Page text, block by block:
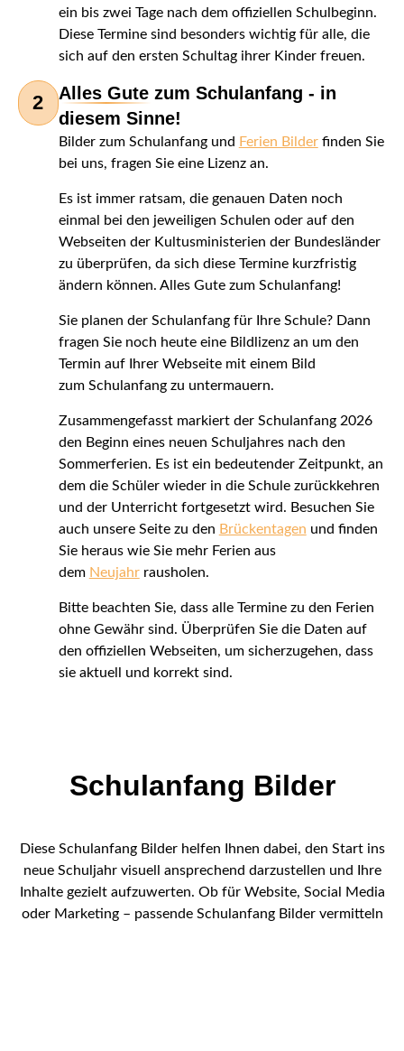
ein bis zwei Tage nach dem offiziellen Schulbeginn.
Diese Termine sind besonders wichtig für alle, die
sich auf den ersten Schultag ihrer Kinder freuen.
2
Alles Gute zum Schulanfang - in
diesem Sinne!
Bilder zum Schulanfang und Ferien Bilderfinden Sie
bei uns, fragen Sie eine Lizenz an.
Es ist immer ratsam, die genauen Daten noch
einmal bei den jeweiligen Schulen oder auf den
Webseiten der Kultusministerien der Bundesländer
zu überprüfen, da sich diese Termine kurzfristig
ändern können. Alles Gute zum Schulanfang!
Sie planen der Schulanfang für Ihre Schule? Dann
fragen Sie noch heute eine Bildlizenz an um den
Termin auf Ihrer Webseite mit einem Bild
zum Schulanfang zu untermauern.
Zusammengefasst markiert der Schulanfang 2026
den Beginn eines neuen Schuljahres nach den
Sommerferien. Es ist ein bedeutender Zeitpunkt, an
dem die Schüler wieder in die Schule zurückkehren
und der Unterricht fortgesetzt wird. Besuchen Sie
auch unsere Seite zu den Brückentagen und finden
Sie heraus wie Sie mehr Ferien aus
dem Neujahrrausholen.
Bitte beachten Sie, dass alle Termine zu den Ferien
ohne Gewähr sind. Überprüfen Sie die Daten auf
den offiziellen Webseiten, um sicherzugehen, dass
sie aktuell und korrekt sind.
Schulanfang Bilder
Diese Schulanfang Bilder helfen Ihnen dabei, den Start ins
neue Schuljahr visuell ansprechend darzustellen und Ihre
Inhalte gezielt aufzuwerten. Ob für Website, Social Media
oder Marketing – passende Schulanfang Bilder vermitteln